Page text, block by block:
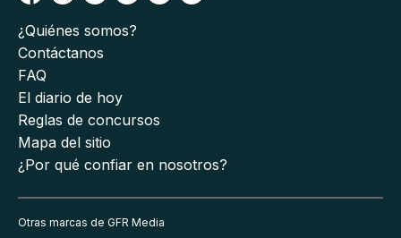
¿Quiénes somos?
Contáctanos
FAQ
El diario de hoy
Reglas de concursos
Mapa del sitio
¿Por qué confiar en nosotros?
Otras marcas de GFR Media